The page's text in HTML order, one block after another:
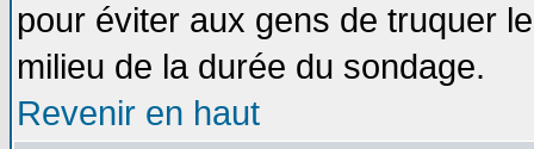
pour éviter aux gens de truquer
milieu de la durée du sondage.
Revenir en haut